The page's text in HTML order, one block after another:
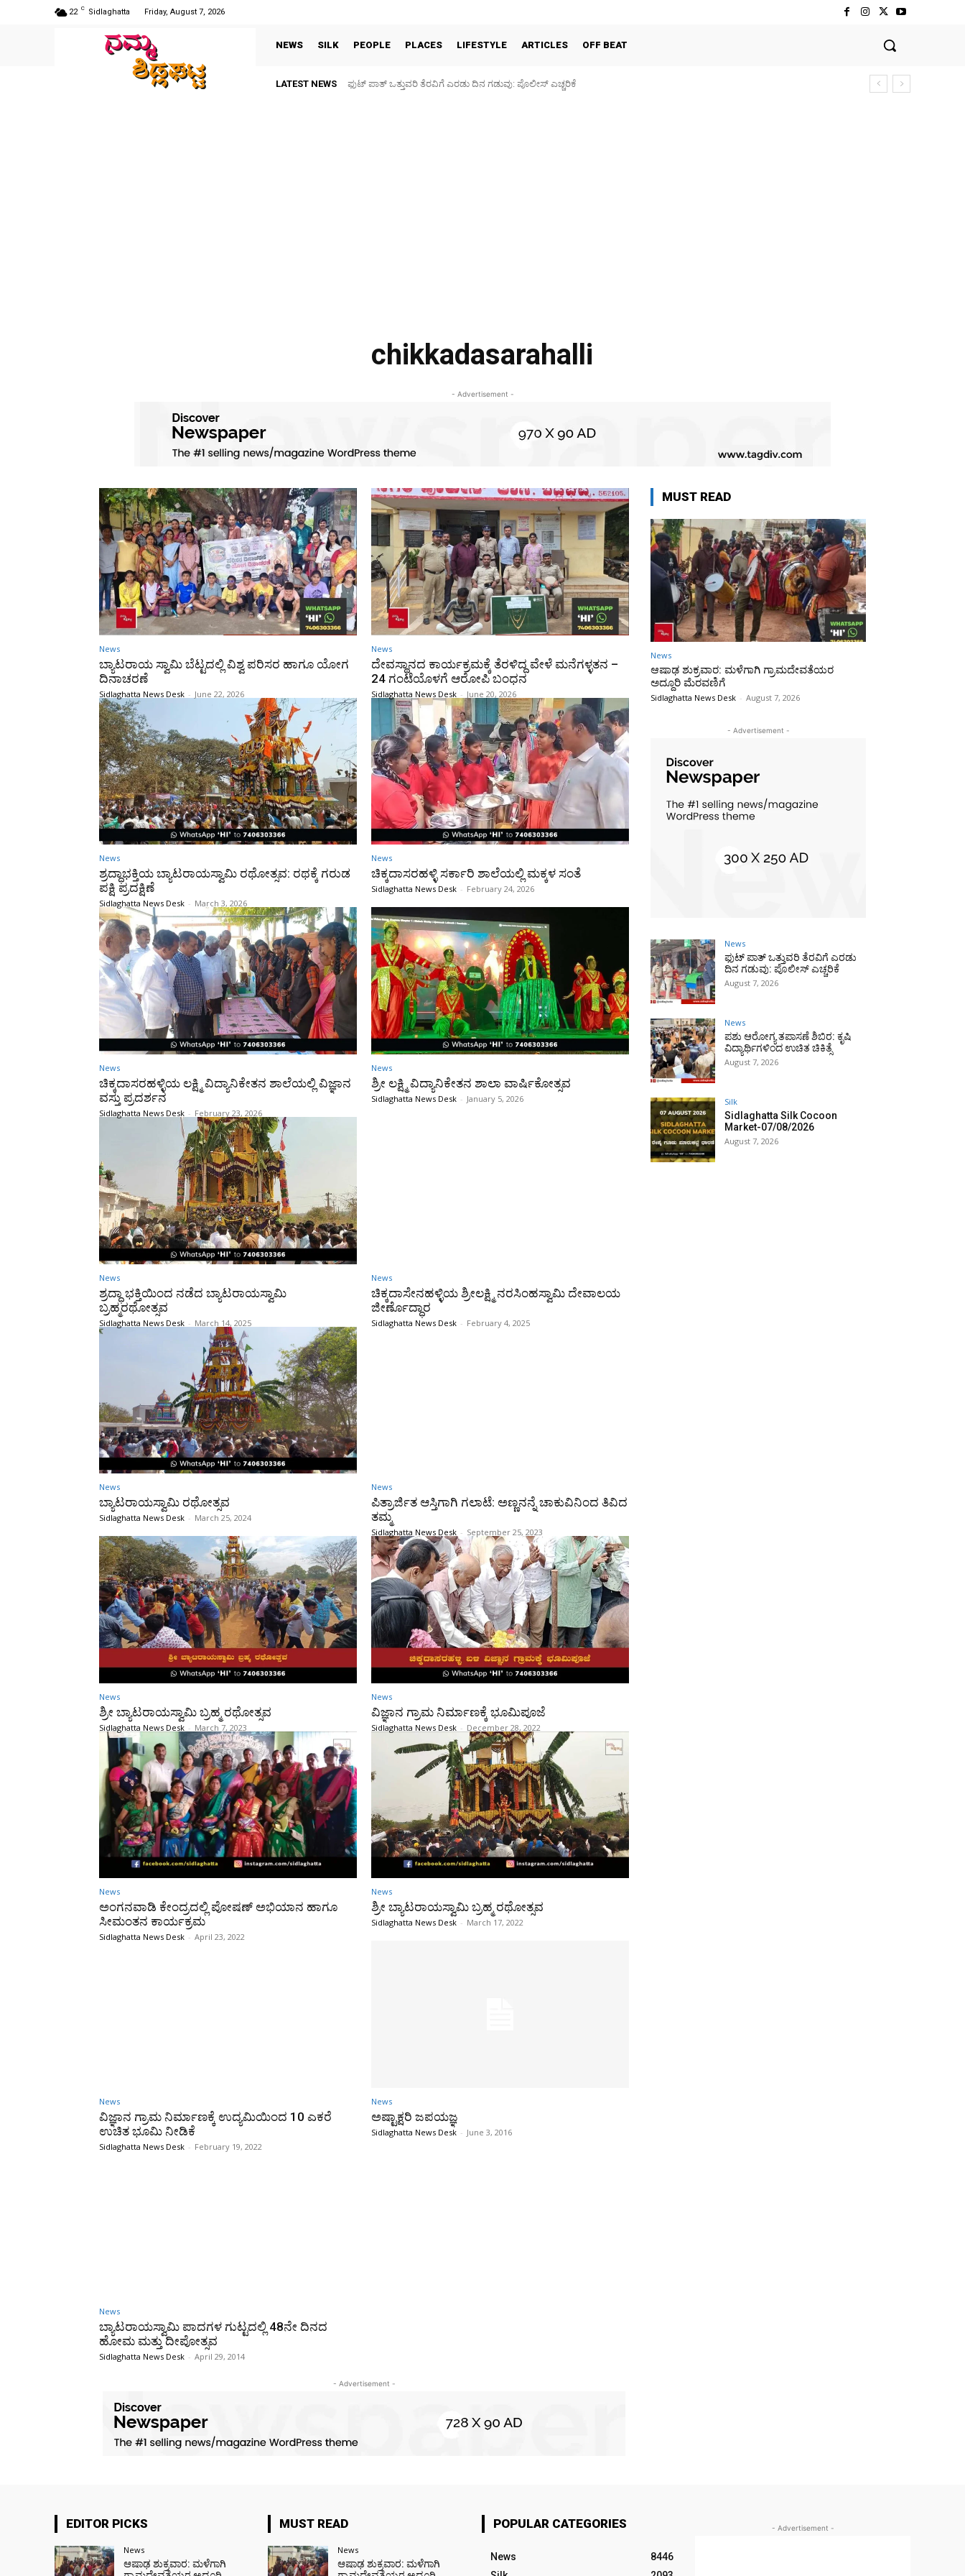
22 C Sidlaghatta Friday, August 7, 2026
NEWS SILK PEOPLE PLACES LIFESTYLE ARTICLES OFF BEAT
LATEST NEWS ಫುಟ್‌ ಪಾತ್ ಒತ್ತುವರಿ ತೆರವಿಗೆ ಎರಡು ದಿನ ಗಡುವು: ಪೊಲೀಸ್ ಎಚ್ಚರಿಕೆ
ಪಶು ಆರೋಗ್ಯ ತಪಾಸಣೆ ಶಿಬಿರ: ಕೃಷಿ ವಿದ್ಯಾರ್ಥಿಗಳಿಂದ ಉಚಿತ ಚಿಕಿತ್ಸೆ
chikkadasarahalli
- Advertisement -
News
ಬ್ಯಾಟರಾಯ ಸ್ವಾಮಿ ಬೆಟ್ಟದಲ್ಲಿ ವಿಶ್ವ ಪರಿಸರ ಹಾಗೂ ಯೋಗ
ದಿನಾಚರಣೆ
Sidlaghatta News Desk - June 22, 2026
News
ದೇವಸ್ಥಾನದ ಕಾರ್ಯಕ್ರಮಕ್ಕೆ ತೆರಳಿದ್ದ ವೇಳೆ ಮನೆಗಳ್ಳತನ –
24 ಗಂಟೆಯೊಳಗೆ ಆರೋಪಿ ಬಂಧನ
Sidlaghatta News Desk - June 20, 2026
News
ಶ್ರದ್ಧಾಭಕ್ತಿಯ ಬ್ಯಾಟರಾಯಸ್ವಾಮಿ ರಥೋತ್ಸವ: ರಥಕ್ಕೆ ಗರುಡ
ಪಕ್ಷಿ ಪ್ರದಕ್ಷಿಣೆ
Sidlaghatta News Desk - March 3, 2026
News
ಚಿಕ್ಕದಾಸರಹಳ್ಳಿ ಸರ್ಕಾರಿ ಶಾಲೆಯಲ್ಲಿ ಮಕ್ಕಳ ಸಂತೆ
Sidlaghatta News Desk - February 24, 2026
News
ಚಿಕ್ಕದಾಸರಹಳ್ಳಿಯ ಲಕ್ಷ್ಮಿ ವಿದ್ಯಾನಿಕೇತನ ಶಾಲೆಯಲ್ಲಿ ವಿಜ್ಞಾನ
ವಸ್ತು ಪ್ರದರ್ಶನ
Sidlaghatta News Desk - February 23, 2026
News
ಶ್ರೀ ಲಕ್ಷ್ಮಿ ವಿದ್ಯಾನಿಕೇತನ ಶಾಲಾ ವಾರ್ಷಿಕೋತ್ಸವ
Sidlaghatta News Desk - January 5, 2026
News
ಶ್ರದ್ಧಾ ಭಕ್ತಿಯಿಂದ ನಡೆದ ಬ್ಯಾಟರಾಯಸ್ವಾಮಿ
ಬ್ರಹ್ಮರಥೋತ್ಸವ
Sidlaghatta News Desk - March 14, 2025
News
ಚಿಕ್ಕದಾಸೇನಹಳ್ಳಿಯ ಶ್ರೀಲಕ್ಷ್ಮಿ ನರಸಿಂಹಸ್ವಾಮಿ ದೇವಾಲಯ
ಜೀರ್ಣೊದ್ಧಾರ
Sidlaghatta News Desk - February 4, 2025
News
ಬ್ಯಾಟರಾಯಸ್ವಾಮಿ ರಥೋತ್ಸವ
Sidlaghatta News Desk - March 25, 2024
News
ಪಿತ್ರಾರ್ಜಿತ ಆಸ್ತಿಗಾಗಿ ಗಲಾಟೆ: ಅಣ್ಣನನ್ನೆ ಚಾಕುವಿನಿಂದ ತಿವಿದ
ತಮ್ಮ
Sidlaghatta News Desk - September 25, 2023
News
ಶ್ರೀ ಬ್ಯಾಟರಾಯಸ್ವಾಮಿ ಬ್ರಹ್ಮ ರಥೋತ್ಸವ
Sidlaghatta News Desk - March 7, 2023
News
ವಿಜ್ಞಾನ ಗ್ರಾಮ ನಿರ್ಮಾಣಕ್ಕೆ ಭೂಮಿಪೂಜೆ
Sidlaghatta News Desk - December 28, 2022
News
ಅಂಗನವಾಡಿ ಕೇಂದ್ರದಲ್ಲಿ ಪೋಷಣ್ ಅಭಿಯಾನ ಹಾಗೂ
ಸೀಮಂತನ ಕಾರ್ಯಕ್ರಮ
Sidlaghatta News Desk - April 23, 2022
News
ಶ್ರೀ ಬ್ಯಾಟರಾಯಸ್ವಾಮಿ ಬ್ರಹ್ಮ ರಥೋತ್ಸವ
Sidlaghatta News Desk - March 17, 2022
News
ವಿಜ್ಞಾನ ಗ್ರಾಮ ನಿರ್ಮಾಣಕ್ಕೆ ಉದ್ಯಮಿಯಿಂದ 10 ಎಕರೆ
ಉಚಿತ ಭೂಮಿ ನೀಡಿಕೆ
Sidlaghatta News Desk - February 19, 2022
News
ಅಷ್ಟಾಕ್ಷರಿ ಜಪಯಜ್ಞ
Sidlaghatta News Desk - June 3, 2016
News
ಬ್ಯಾಟರಾಯಸ್ವಾಮಿ ಪಾದಗಳ ಗುಟ್ಟದಲ್ಲಿ 48ನೇ ದಿನದ
ಹೋಮ ಮತ್ತು ದೀಪೋತ್ಸವ
Sidlaghatta News Desk - April 29, 2014
- Advertisement -
MUST READ
News
ಆಷಾಢ ಶುಕ್ರವಾರ: ಮಳೆಗಾಗಿ ಗ್ರಾಮದೇವತೆಯರ
ಅದ್ದೂರಿ ಮೆರವಣಿಗೆ
Sidlaghatta News Desk - August 7, 2026
- Advertisement -
News
ಫುಟ್‌ ಪಾತ್ ಒತ್ತುವರಿ ತೆರವಿಗೆ ಎರಡು
ದಿನ ಗಡುವು: ಪೊಲೀಸ್ ಎಚ್ಚರಿಕೆ
August 7, 2026
News
ಪಶು ಆರೋಗ್ಯ ತಪಾಸಣೆ ಶಿಬಿರ: ಕೃಷಿ
ವಿದ್ಯಾರ್ಥಿಗಳಿಂದ ಉಚಿತ ಚಿಕಿತ್ಸೆ
August 7, 2026
Silk
Sidlaghatta Silk Cocoon
Market-07/08/2026
August 7, 2026
EDITOR PICKS
News
ಆಷಾಢ ಶುಕ್ರವಾರ: ಮಳೆಗಾಗಿ
MUST READ
News
ಆಷಾಢ ಶುಕ್ರವಾರ: ಮಳೆಗಾಗಿ
POPULAR CATEGORIES
News
8446
- Advertisement -